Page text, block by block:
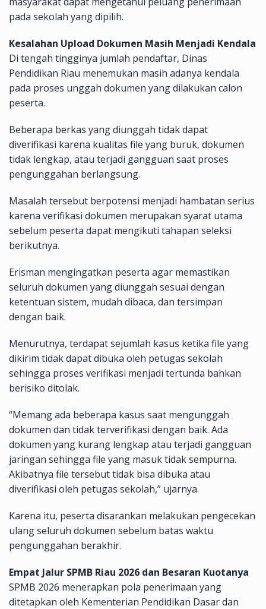
pada sekolah yang dipilih.
Kesalahan Upload Dokumen Masih Menjadi Kendala
Di tengah tingginya jumlah pendaftar, Dinas
Pendidikan Riau menemukan masih adanya kendala
pada proses unggah dokumen yang dilakukan calon
peserta.
Beberapa berkas yang diunggah tidak dapat
diverifikasi karena kualitas file yang buruk, dokumen
tidak lengkap, atau terjadi gangguan saat proses
pengunggahan berlangsung.
Masalah tersebut berpotensi menjadi hambatan serius
karena verifikasi dokumen merupakan syarat utama
sebelum peserta dapat mengikuti tahapan seleksi
berikutnya.
Erisman mengingatkan peserta agar memastikan
seluruh dokumen yang diunggah sesuai dengan
ketentuan sistem, mudah dibaca, dan tersimpan
dengan baik.
Menurutnya, terdapat sejumlah kasus ketika file yang
dikirim tidak dapat dibuka oleh petugas sekolah
sehingga proses verifikasi menjadi tertunda bahkan
berisiko ditolak.
“Memang ada beberapa kasus saat mengunggah
dokumen dan tidak terverifikasi dengan baik. Ada
dokumen yang kurang lengkap atau terjadi gangguan
jaringan sehingga file yang masuk tidak sempurna.
Akibatnya file tersebut tidak bisa dibuka atau
diverifikasi oleh petugas sekolah,” ujarnya.
Karena itu, peserta disarankan melakukan pengecekan
ulang seluruh dokumen sebelum batas waktu
pengunggahan berakhir.
Empat Jalur SPMB Riau 2026 dan Besaran Kuotanya
SPMB 2026 menerapkan pola penerimaan yang
ditetapkan oleh Kementerian Pendidikan Dasar dan